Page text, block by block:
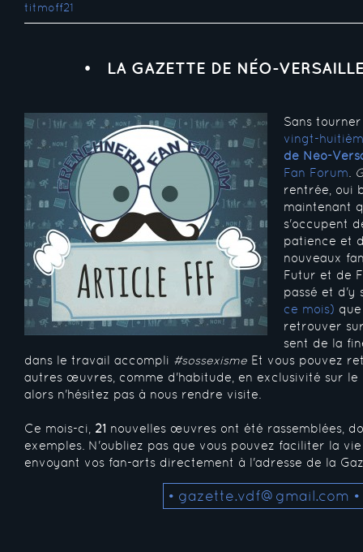
titmoff21
LA GAZETTE DE NÉO-
Sans
vingt-
de Néo-
Fan Forum
rentrée, oui
maintenant
s'occupent
patience et
nouveaux
Futur et de
passé et d'y
ce mois)
retrouver
sent de la
dans le travail accompli #sossexisme Et vous pouvez
autres œuvres, comme d'habitude, en exclusivité sur le
alors n'hésitez pas à nous rendre visite.
Ce mois-ci, 21 nouvelles œuvres ont été rassemblées,
exemples. N'oubliez pas que vous pouvez faciliter la
envoyant vos fan-arts directement à l'adresse de la
• gazette.vdf@gmail.com •